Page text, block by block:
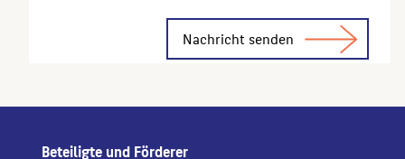
Beteiligte und Förderer